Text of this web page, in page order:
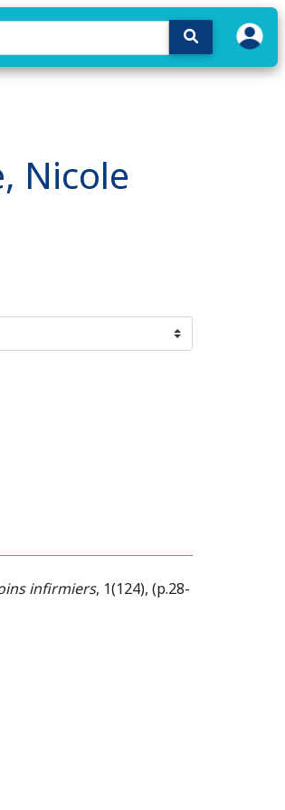
Nicole
infirmiers, 1(124), (p.28-